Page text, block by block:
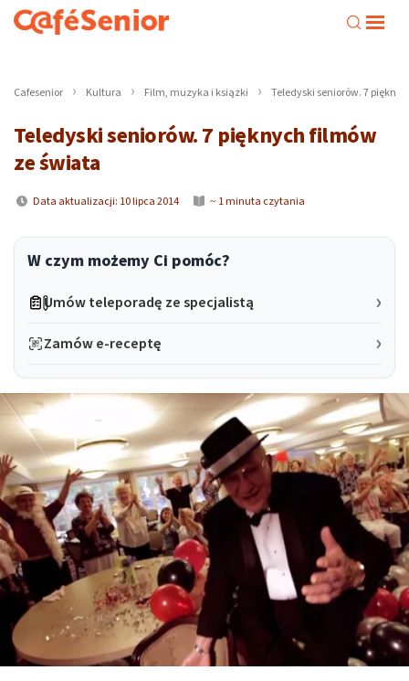
Cafesenior Kultura Film, muzyka i książki Teledyski seniorów. 7
Teledyski seniorów. 7 pięknych filmów
ze świata
Data aktualizacji: 10 lipca 2014 ~ 1 minuta czytania
W czym możemy Ci pomóc?
Umów teleporadę ze specjalistą
Zamów e-receptę